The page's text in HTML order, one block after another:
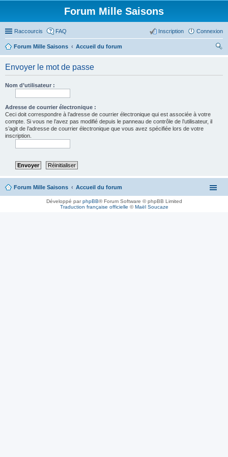
Forum Mille Saisons
Raccourcis FAQ Connexion
Inscription
Forum Mille Saisons
Accueil du forum
Envoyer le mot de passe
Nom d’utilisateur :
Adresse de courrier électronique :
Ceci doit correspondre à l’adresse de courrier électronique qui est associée à votre
compte. Si vous ne l’avez pas modifié depuis le panneau de contrôle de l’utilisateur, il
s’agit de l’adresse de courrier électronique que vous avez spécifiée lors de votre
inscription.
Forum Mille Saisons Accueil du forum
Développé parphpBB® Forum Software © phpBB Limited
Traduction française officielle ©Maël Soucaze